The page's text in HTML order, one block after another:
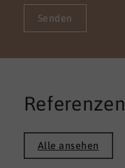
Senden
Referenzen
Alle ansehen